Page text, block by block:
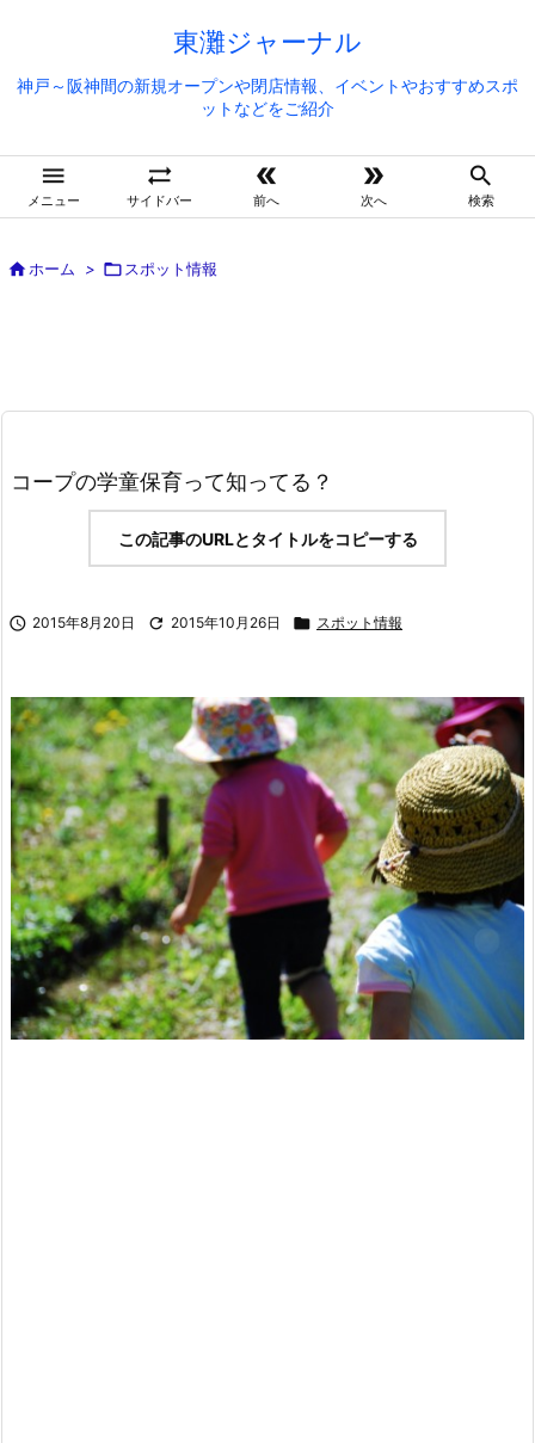
東灘ジャーナル
神戸～阪神間の新規オープンや閉店情報、イベントやおすすめスポ
ットなどをご紹介

メニュー

サイドバー

前へ

次へ

検索
ホーム >  スポット情報
コープの学童保育って知ってる？
この記事のURLとタイトルをコピーする
 2015年8月20日  2015年10月26日  スポット情報